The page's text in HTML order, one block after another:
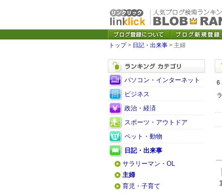
トップ> 日記・出来事 > 主婦
パソコン・インターネット
ビジネス
政治・経済
スポーツ・アウトドア
ペット・動物
日記・出来事
サラリーマン・OL
主婦
育児・子育て
6